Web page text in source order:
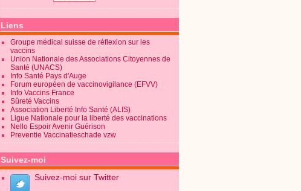
Liens
Groupe médical suisse de réflexion sur les
vaccins
Union Nationale des Associations Citoyennes de
Santé (UNACS)
Info Santé Pays d'Auge
Forum européen de vaccinovigilance (EFVV)
Info Vaccins France
Sûreté Vaccins
Association Liberté Info Santé (ALIS)
Ligue Nationale pour la liberté des vaccinations
Nello Espoir Avenir Guérison
Preventie Vaccinatieschade vzw
Suivez-moi
Suivez-moi sur Twitter